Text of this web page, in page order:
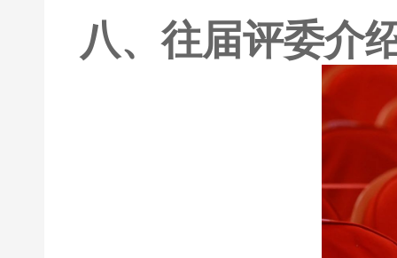
八、往届评委介